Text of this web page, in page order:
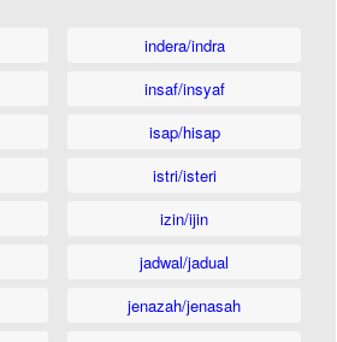
indera/indra
insaf/insyaf
isap/hisap
istri/isteri
izin/ijin
jadwal/jadual
jenazah/jenasah